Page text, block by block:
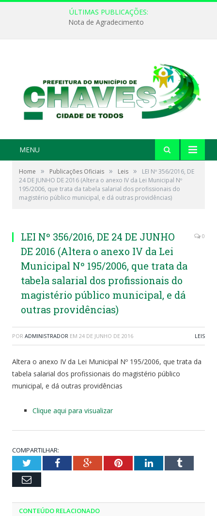
ÚLTIMAS PUBLICAÇÕES:
Nota de Agradecimento
MENU
Home » Publicações Oficiais » Leis »
LEI Nº 356/2016, DE
24 DE JUNHO DE 2016 (Altera o anexo IV da Lei Municipal Nº
195/2006, que trata da tabela salarial dos profissionais do
magistério público municipal, e dá outras providências)
LEI Nº 356/2016, DE 24 DE JUNHO
DE 2016 (Altera o anexo IV da Lei
Municipal Nº 195/2006, que trata da
tabela salarial dos profissionais do
magistério público municipal, e dá
outras providências)
0
POR ADMINISTRADOR EM 24 DE JUNHO DE 2016 LEIS
Altera o anexo IV da Lei Municipal Nº 195/2006, que trata da
tabela salarial dos profissionais do magistério público
municipal, e dá outras providências
Clique aqui para visualizar
COMPARTILHAR:
TwitterFacebookGoogle+PinterestLinkedInTumblr
Email
CONTEÚDO RELACIONADO